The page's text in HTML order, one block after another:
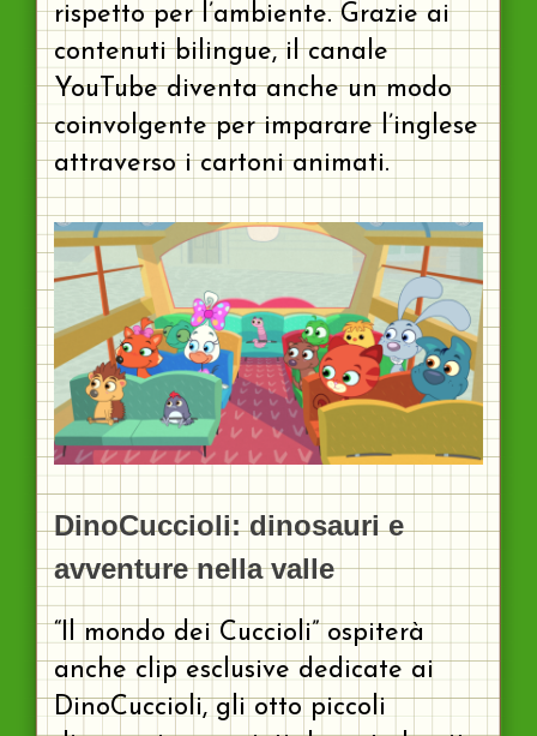
rispetto per l’ambiente. Grazie ai
contenuti bilingue, il canale
YouTube diventa anche un modo
coinvolgente per imparare l’inglese
attraverso i cartoni animati.
DinoCuccioli: dinosauri e
avventure nella valle
“Il mondo dei Cuccioli” ospiterà
anche clip esclusive dedicate ai
DinoCuccioli, gli otto piccoli